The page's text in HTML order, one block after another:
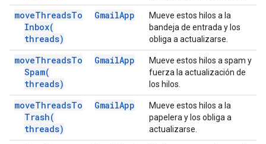
moveThreadsTo
Inbox(
threads)
GmailApp
Mueve estos hilos a la
bandeja de entrada y los
obliga a actualizarse.
moveThreadsTo
Spam(
threads)
GmailApp
Mueve estos hilos a spam y
fuerza la actualización de
los hilos.
moveThreadsTo
Trash(
threads)
GmailApp
Mueve estos hilos a la
papelera y los obliga a
actualizarse.